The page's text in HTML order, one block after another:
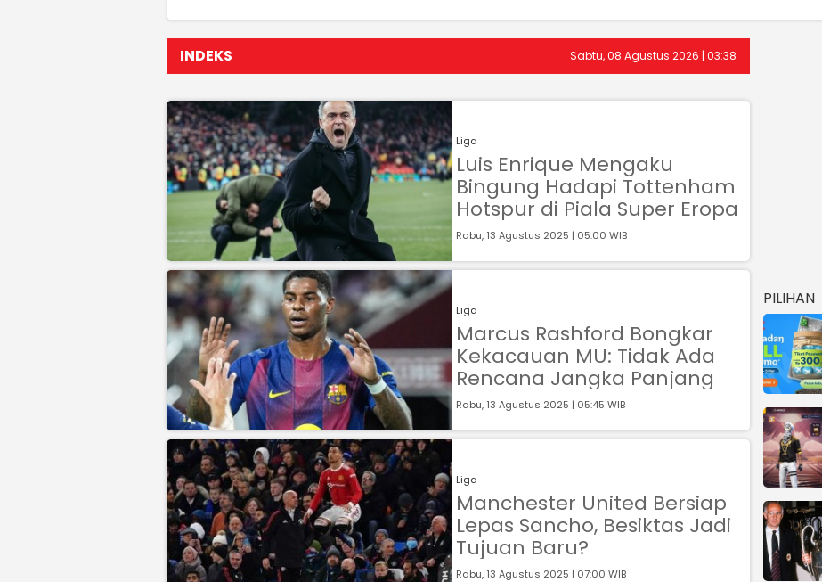
INDEKS Sabtu, 08 Agustus 2026 | 03:38
Liga
Luis Enrique Mengaku
Bingung Hadapi Tottenham
Hotspur di Piala Super Eropa
Rabu, 13 Agustus 2025 | 05:00 WIB
Liga
Marcus Rashford Bongkar
Kekacauan MU: Tidak Ada
Rencana Jangka Panjang
Rabu, 13 Agustus 2025 | 05:45 WIB
Liga
Manchester United Bersiap
Lepas Sancho, Besiktas Jadi
Tujuan Baru?
Rabu, 13 Agustus 2025 | 07:00 WIB
PILIHAN